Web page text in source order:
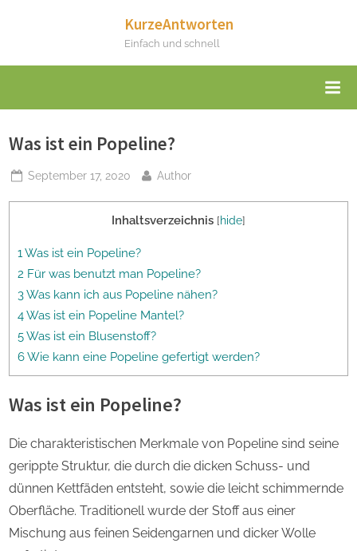
KurzeAntworten
Einfach und schnell
Was ist ein Popeline?
Posted
September 17, 2020 By
Author
Inhaltsverzeichnis [hide]
1 Was ist ein Popeline?
2 Für was benutzt man Popeline?
3 Was kann ich aus Popeline nähen?
4 Was ist ein Popeline Mantel?
5 Was ist ein Blusenstoff?
6 Wie kann eine Popeline gefertigt werden?
Was ist ein Popeline?
Die charakteristischen Merkmale von Popeline sind seine
gerippte Struktur, die durch die dicken Schuss- und
dünnen Kettfäden entsteht, sowie die leicht schimmernde
Oberfläche. Traditionell wurde der Stoff aus einer
Mischung aus feinen Seidengarnen und dicker Wolle